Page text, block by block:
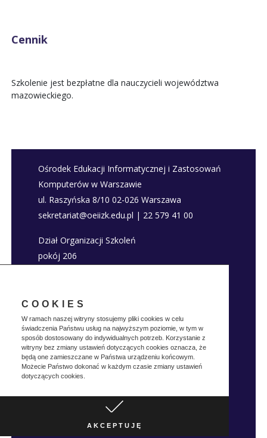
COOKIES
W ramach naszej witryny stosujemy pliki cookies w celu
świadczenia Państwu usług na najwyższym poziomie, w tym w
sposób dostosowany do indywidualnych potrzeb. Korzystanie z
witryny bez zmiany ustawień dotyczących cookies oznacza, że
będą one zamieszczane w Państwa urządzeniu końcowym.
Możecie Państwo dokonać w każdym czasie zmiany ustawień
dotyczących cookies.
AKCEPTUJĘ
Cennik
Szkolenie jest bezpłatne dla nauczycieli województwa
mazowieckiego.
Ośrodek Edukacji Informatycznej i Zastosowań
Komputerów w Warszawie
ul. Raszyńska 8/10 02-026 Warszawa
sekretariat@oeiizk.edu.pl | 22 579 41 00
Dział Organizacji Szkoleń
pokój 206
Polityka prywatnosci